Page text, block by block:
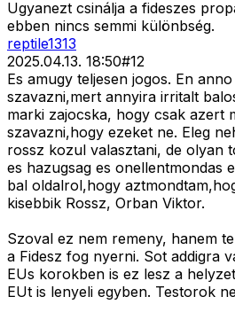
Ugyanezt csinálja a fideszes
ebben nincs semmi különbség.
reptile1313
2025.04.13. 18:50#12
Es amugy teljesen jogos. En
szavazni,mert annyira irritalt
marki zajocska, hogy csak azert
szavazni,hogy ezeket ne. Eleg
rossz kozul valasztani, de olyan
es hazugsag es onellentmondas
bal oldalrol,hogy
kisebbik Rossz, Orban Viktor.
Szoval ez nem remeny, hanem
a Fidesz fog nyerni. Sot addigra
EUs korokben is ez lesz a
EUt is lenyeli egyben. Testorok